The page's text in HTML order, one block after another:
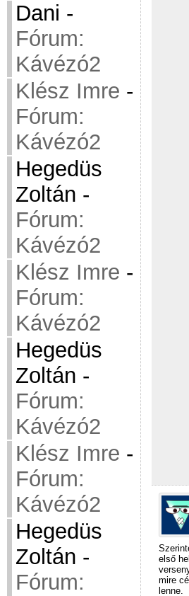
Dani -
Fórum:
Kávézó2
Klész Imre -
Fórum:
Kávézó2
Hegedüs
Zoltán -
Fórum:
Kávézó2
Klész Imre -
Fórum:
Kávézó2
Hegedüs
Zoltán -
Fórum:
Kávézó2
Klész Imre -
Fórum:
Kávézó2
Hegedüs
Zoltán -
Fórum:
első
mire
lenne.